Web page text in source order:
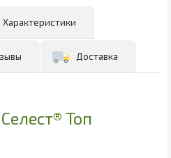
Характеристики
Доставка
Топ